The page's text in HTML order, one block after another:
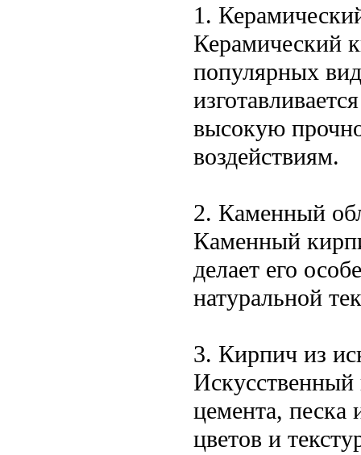
1.
Керамический
популярных
высокую
воздействиям.
2. Каменный
Каменный
делает его
натуральной
3. Кирпич из
Искусственный
цемента,
цветов и